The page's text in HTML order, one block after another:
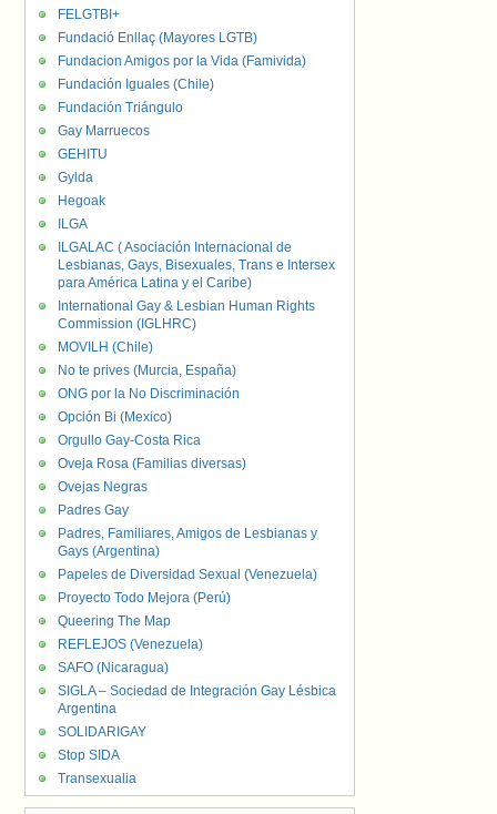
FELGTBI+
Fundació Enllaç (Mayores LGTB)
Fundacion Amigos por la Vida (Famivida)
Fundación Iguales (Chile)
Fundación Triángulo
Gay Marruecos
GEHITU
Gylda
Hegoak
ILGA
ILGALAC ( Asociación Internacional de
Lesbianas, Gays, Bisexuales, Trans e Intersex
para América Latina y el Caribe)
International Gay & Lesbian Human Rights
Commission (IGLHRC)
MOVILH (Chile)
No te prives (Murcia, España)
ONG por la No Discriminación
Opción Bi (Mexico)
Orgullo Gay-Costa Rica
Oveja Rosa (Familias diversas)
Ovejas Negras
Padres Gay
Padres, Familiares, Amigos de Lesbianas y
Gays (Argentina)
Papeles de Diversidad Sexual (Venezuela)
Proyecto Todo Mejora (Perú)
Queering The Map
REFLEJOS (Venezuela)
SAFO (Nicaragua)
SIGLA – Sociedad de Integración Gay Lésbica
Argentina
SOLIDARIGAY
Stop SIDA
Transexualia